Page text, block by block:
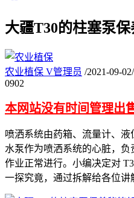
大疆T30的柱塞泵
农业植保 V管理员 /2021-09-02/
0902
本网站没有时间管理出
喷洒系统由药箱、流量计、
水泵作为喷洒系统的心脏，
作业正常进行。小编决定对
一探究竟，通过拆解给各位讲